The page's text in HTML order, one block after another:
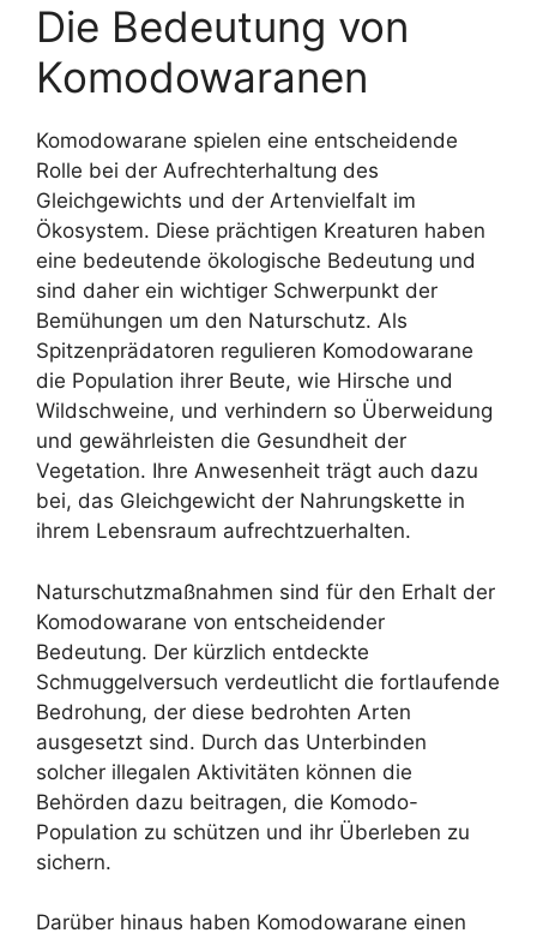
Die Bedeutung von
Komodowaranen
Komodowarane spielen eine entscheidende
Rolle bei der Aufrechterhaltung des
Gleichgewichts und der Artenvielfalt im
Ökosystem. Diese prächtigen Kreaturen haben
eine bedeutende ökologische Bedeutung und
sind daher ein wichtiger Schwerpunkt der
Bemühungen um den Naturschutz. Als
Spitzenprädatoren regulieren Komodowarane
die Population ihrer Beute, wie Hirsche und
Wildschweine, und verhindern so Überweidung
und gewährleisten die Gesundheit der
Vegetation. Ihre Anwesenheit trägt auch dazu
bei, das Gleichgewicht der Nahrungskette in
ihrem Lebensraum aufrechtzuerhalten.
Naturschutzmaßnahmen sind für den Erhalt der
Komodowarane von entscheidender
Bedeutung. Der kürzlich entdeckte
Schmuggelversuch verdeutlicht die fortlaufende
Bedrohung, der diese bedrohten Arten
ausgesetzt sind. Durch das Unterbinden
solcher illegalen Aktivitäten können die
Behörden dazu beitragen, die Komodo-
Population zu schützen und ihr Überleben zu
sichern.
Darüber hinaus haben Komodowarane einen